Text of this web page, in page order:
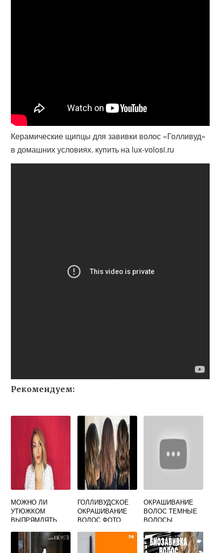
Керамические щипцы для завивки волос «Голливуд»
в домашних условиях. купить на lux-volosi.ru
Рекомендуем:
МОЖНО ЛИ
УТЮЖКОМ
ВЫПРЯМЛЯТЬ
ВОЛОСЫ
ГОЛЛИВУДСКОЕ
ОКРАШИВАНИЕ
ВОЛОС ФОТО
ОКРАШИВАНИЕ
ВОЛОС ТЕМНЫЕ
ВОЛОСЫ